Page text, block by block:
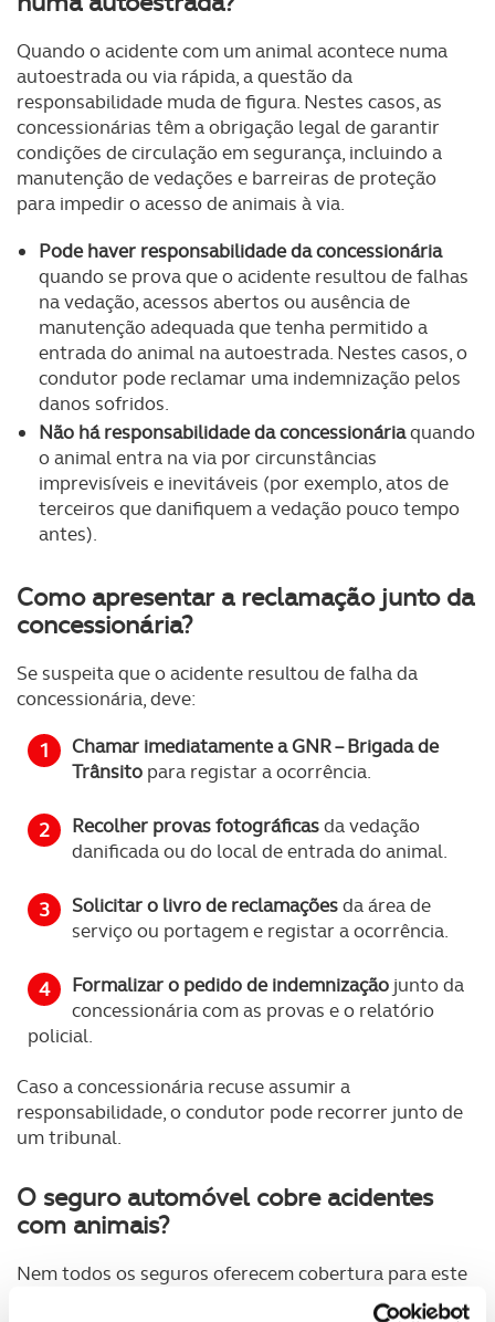
Quando o acidente com um animal acontece numa
autoestrada ou via rápida, a questão da
responsabilidade muda de figura. Nestes casos, as
concessionárias têm a obrigação legal de garantir
condições de circulação em segurança, incluindo a
manutenção de vedações e barreiras de proteção
para impedir o acesso de animais à via.
Pode haver responsabilidade da concessionária
quando se prova que o acidente resultou de falhas
na vedação, acessos abertos ou ausência de
manutenção adequada que tenha permitido a
entrada do animal na autoestrada. Nestes casos, o
condutor pode reclamar uma indemnização pelos
danos sofridos.
Não há responsabilidade da concessionáriaquando
o animal entra na via por circunstâncias
imprevisíveis e inevitáveis (por exemplo, atos de
terceiros que danifiquem a vedação pouco tempo
antes).
Como apresentar a reclamação junto da
concessionária?
Se suspeita que o acidente resultou de falha da
concessionária, deve:
Chamar imediatamente a GNR – Brigada de
Trânsito para registar a ocorrência.
Recolher provas fotográficasda vedação
danificada ou do local de entrada do animal.
Solicitar o livro de reclamaçõesda área de
serviço ou portagem e registar a ocorrência.
Formalizar o pedido de indemnização junto da
concessionária com as provas e o relatório
policial.
Caso a concessionária recuse assumir a
responsabilidade, o condutor pode recorrer junto de
um tribunal.
O seguro automóvel cobre acidentes
com animais?
Nem todos os seguros oferecem cobertura para este